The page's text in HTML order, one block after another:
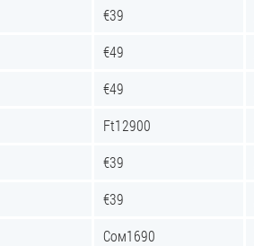
€39
€49
€49
Ft12900
€39
€39
Сом1690